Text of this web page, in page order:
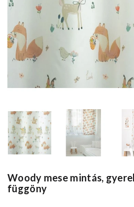
Woody mese mintás,
függöny